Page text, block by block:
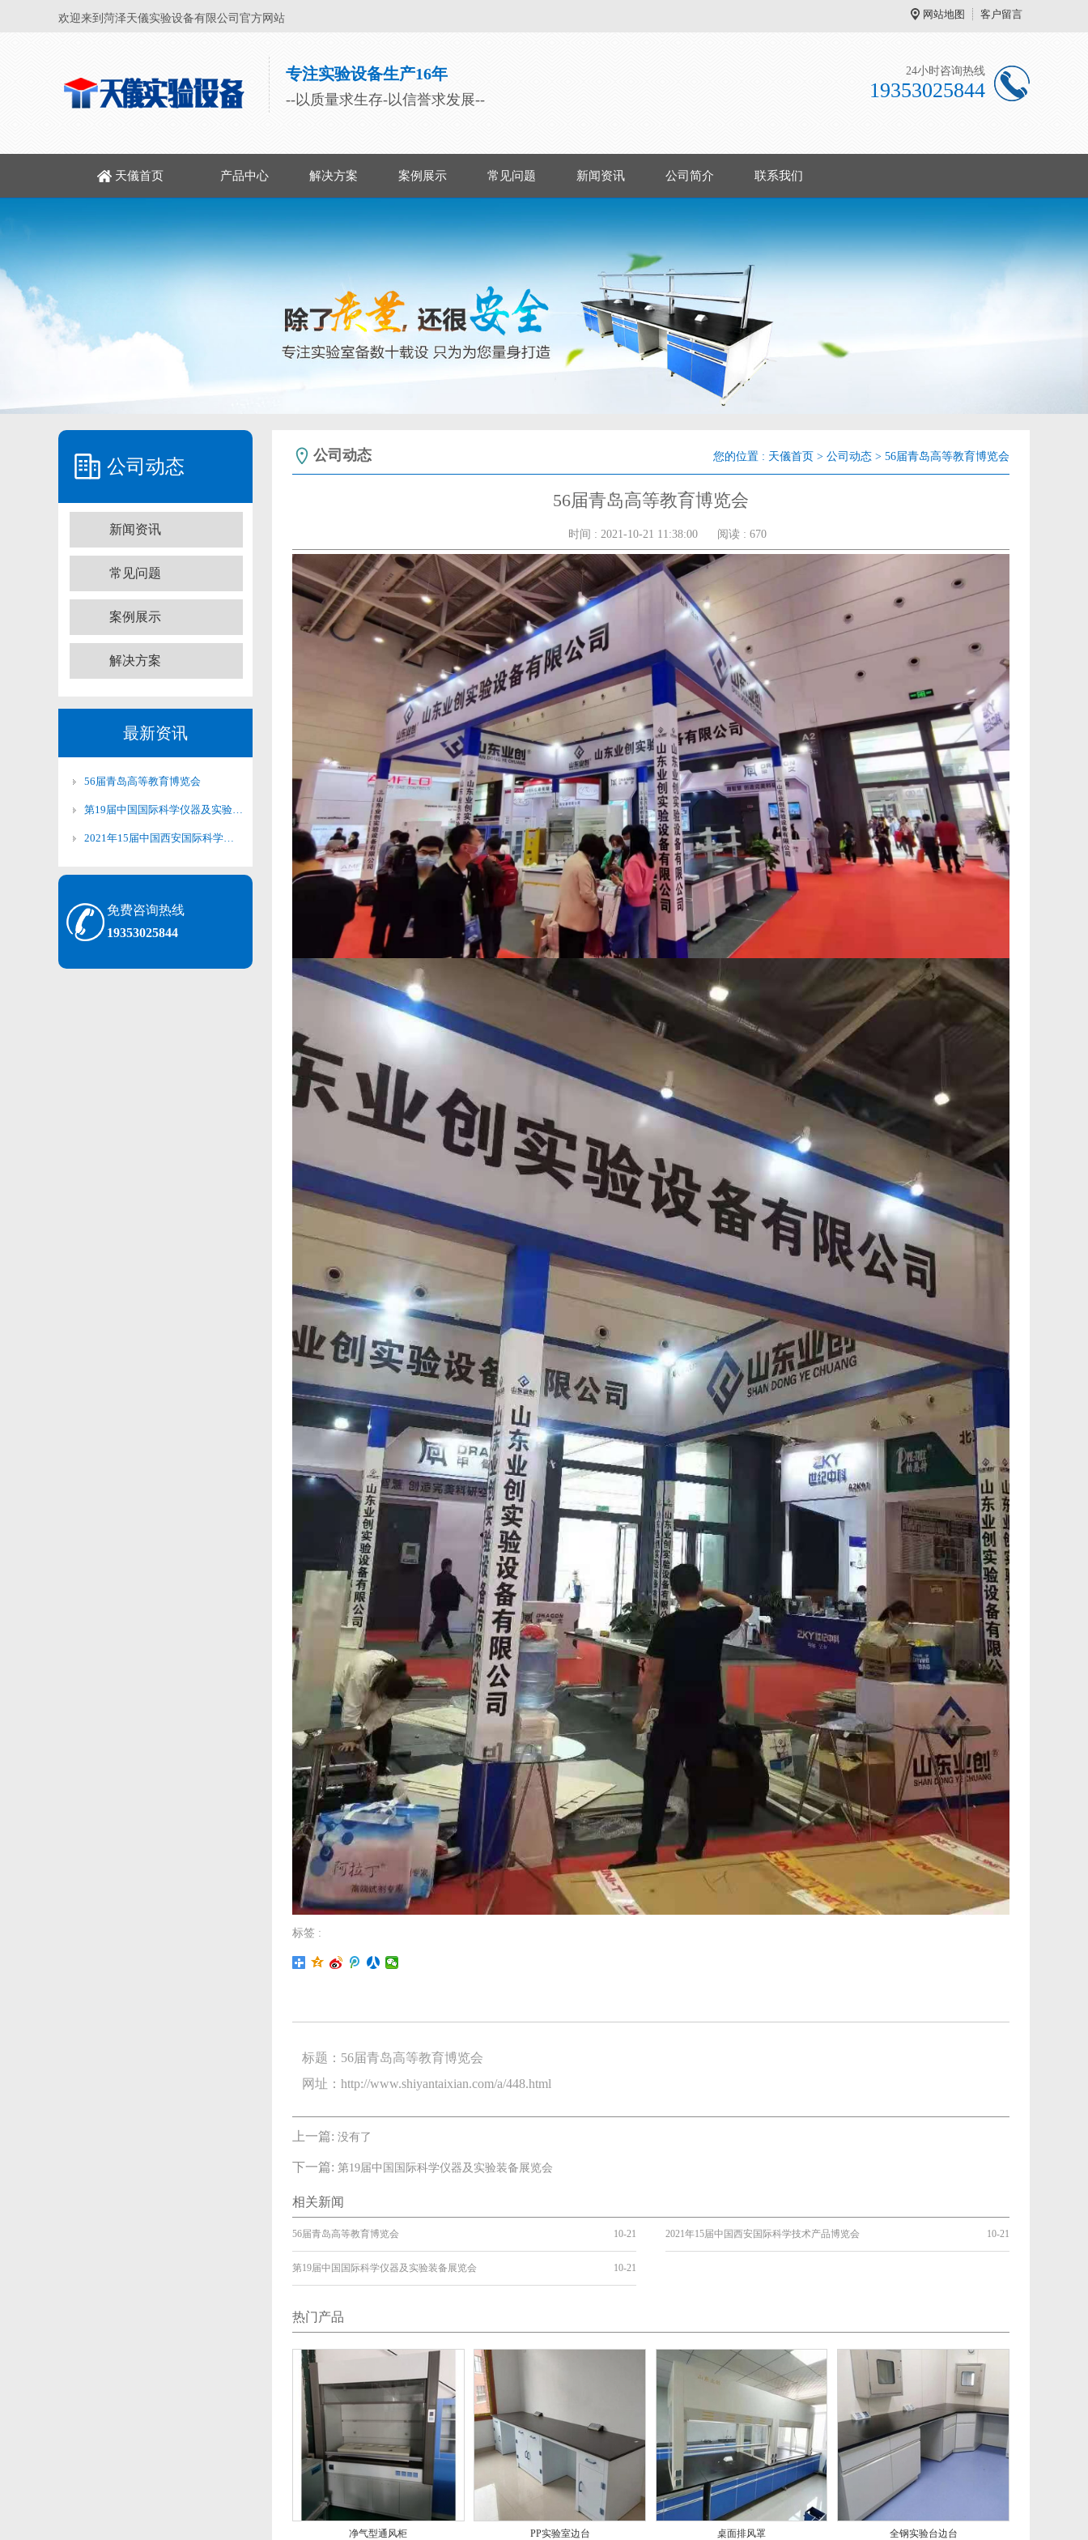
欢迎来到菏泽天儀实验设备有限公司官方网站 网站地图 客户留言
专注实验设备生产16年
--以质量求生存-以信誉求发展--
24小时咨询热线
19353025844
天儀首页 产品中心 解决方案 案例展示 常见问题 新闻资讯 公司简介 联系我们
公司动态
新闻资讯
常见问题
案例展示
解决方案
最新资讯
56届青岛高等教育博览会
第19届中国国际科学仪器及实验装备展览会
2021年15届中国西安国际科学技术产品博览会
免费咨询热线
19353025844
公司动态 您的位置 : 天儀首页 > 公司动态 > 56届青岛高等教育博览会
56届青岛高等教育博览会
时间 : 2021-10-21 11:38:00 阅读 : 670
标签 :
标题：56届青岛高等教育博览会
网址：http://www.shiyantaixian.com/a/448.html
上一篇: 没有了
下一篇: 第19届中国国际科学仪器及实验装备展览会
相关新闻
56届青岛高等教育博览会 10-21 2021年15届中国西安国际科学技术产品博览会 10-21
第19届中国国际科学仪器及实验装备展览会 10-21
热门产品
净气型通风柜 PP实验室边台 桌面排风罩 全钢实验台边台